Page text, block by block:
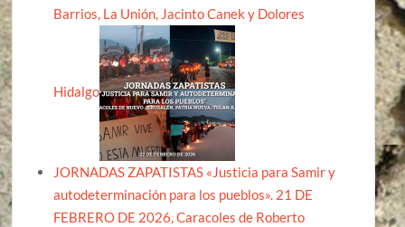
Barrios, La Unión, Jacinto Canek y Dolores
Hidalgo
JORNADAS ZAPATISTAS «Justicia para Samir y
autodeterminación para los pueblos». 21 DE
FEBRERO DE 2026, Caracoles de Roberto